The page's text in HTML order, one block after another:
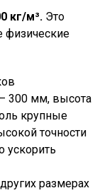
кг/м³. Это
физические
300 мм, высота
крупные
точности
ускорить
размерах